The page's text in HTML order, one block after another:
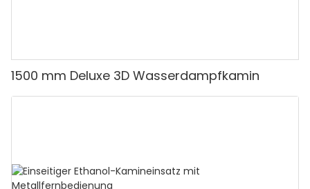
1500 mm Deluxe 3D Wasserdampfkamin